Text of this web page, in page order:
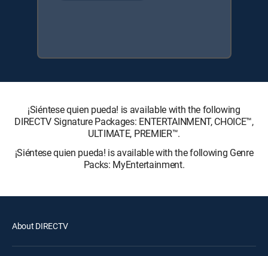
¡Siéntese quien pueda! is available with the following
DIRECTV Signature Packages: ENTERTAINMENT, CHOICE™,
ULTIMATE, PREMIER™.
¡Siéntese quien pueda! is available with the following Genre
Packs: MyEntertainment.
About DIRECTV